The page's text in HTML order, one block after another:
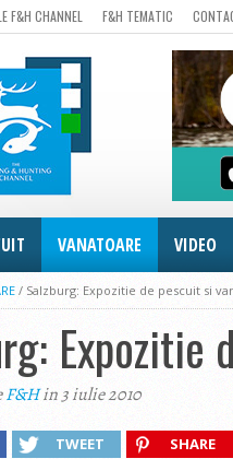
F&H CHANNEL F&H TEMATIC
VANATOARE VIDEO
/ Salzburg: Expozitie de pescuit si
Expozitie
F&Hin 3 iulie 2010
TWEET SHARE